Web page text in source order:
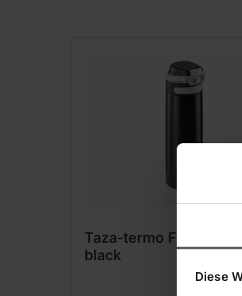
Diese
Taza-termo Flip de
black